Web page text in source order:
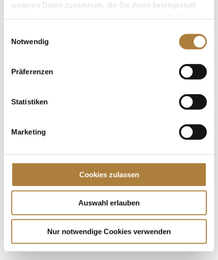
weiteren Daten zusammen, die Sie ihnen bereitgestellt
Notwendig
Präferenzen
Statistiken
Marketing
Cookies zulassen
Auswahl erlauben
Nur notwendige Cookies verwenden
Für wen sich der Traum vom Start beim CHIO Aachen
erfüllt Vier spannende Etappen, viele starke Ritte
Finalisten für Deutschlands U25 Springpokal 2025
Spenden
Aktuelle News
Weltmeister
100. Geburtstag von HGW: Warendorf erinnert an
eine Legende des Pferdesports
Goldenes Reitabzeichen für Carolina Miesner